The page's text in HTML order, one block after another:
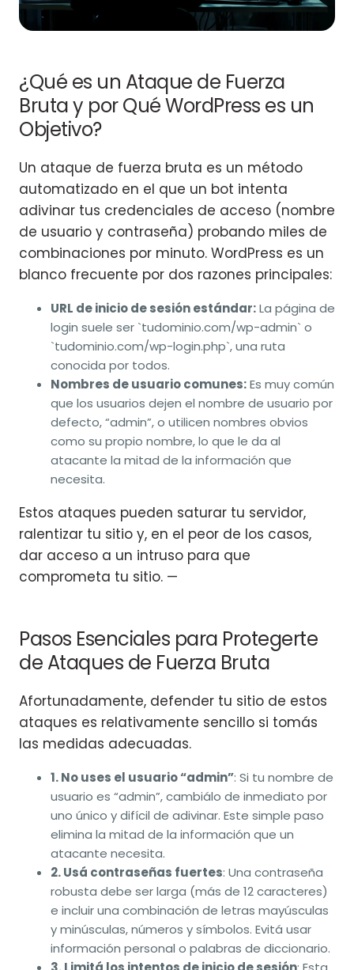
¿Qué es un Ataque de Fuerza
Bruta y por Qué WordPress es un
Objetivo?
Un ataque de fuerza bruta es un método
automatizado en el que un bot intenta
adivinar tus credenciales de acceso (nombre
de usuario y contraseña) probando miles de
combinaciones por minuto. WordPress es un
blanco frecuente por dos razones principales:
URL de inicio de sesión estándar:La página de
login suele ser `tudominio.com/wp-admin` o
`tudominio.com/wp-login.php`, una ruta
conocida por todos.
Nombres de usuario comunes:Es muy común
que los usuarios dejen el nombre de usuario por
defecto, “admin”, o utilicen nombres obvios
como su propio nombre, lo que le da al
atacante la mitad de la información que
necesita.
Estos ataques pueden saturar tu servidor,
ralentizar tu sitio y, en el peor de los casos,
dar acceso a un intruso para que
comprometa tu sitio. —
Pasos Esenciales para Protegerte
de Ataques de Fuerza Bruta
Afortunadamente, defender tu sitio de estos
ataques es relativamente sencillo si tomás
las medidas adecuadas.
1. No uses el usuario “admin”: Si tu nombre de
usuario es “admin”, cambiálo de inmediato por
uno único y difícil de adivinar. Este simple paso
elimina la mitad de la información que un
atacante necesita.
2. Usá contraseñas fuertes: Una contraseña
robusta debe ser larga (más de 12 caracteres)
e incluir una combinación de letras mayúsculas
y minúsculas, números y símbolos. Evitá usar
información personal o palabras de diccionario.